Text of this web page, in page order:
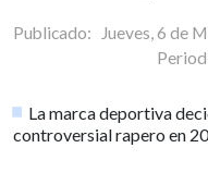
Publicado: Jueves, 6 de
La marca deportiva
controversial rapero en